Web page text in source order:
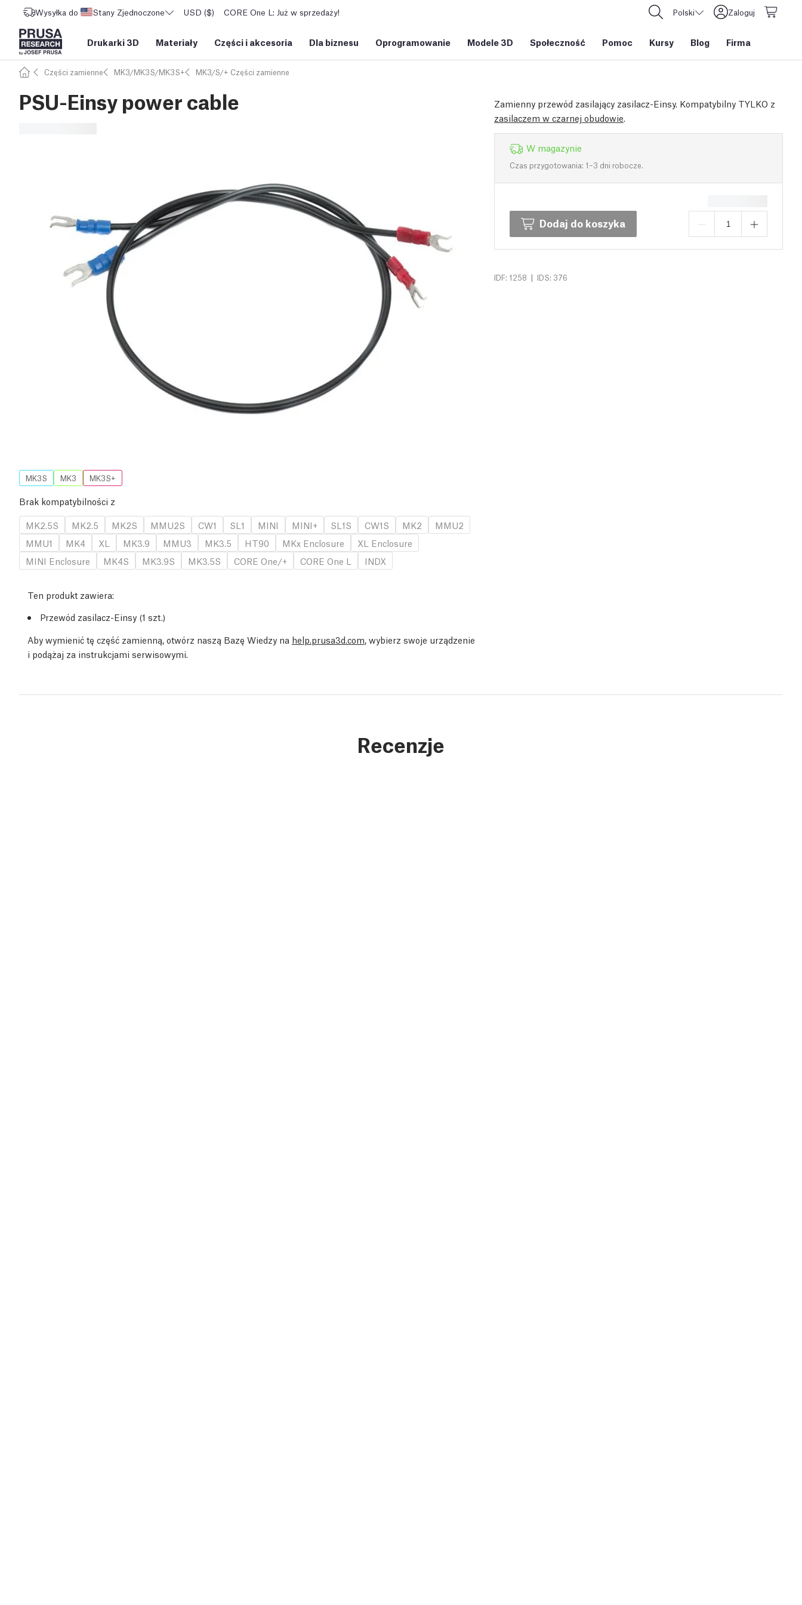
Wysyłka do Stany Zjednoczone USD ($) CORE One L: Już w sprzedaży! Polski Zaloguj
Drukarki 3D Materiały Części i akcesoria Dla biznesu Oprogramowanie Modele 3D Społeczność Pomoc Kursy Blog Firma
Części zamienne MK3/MK3S/MK3S+ MK3/S/+ Części zamienne
PSU-Einsy power cable
Zamienny przewód zasilający zasilacz-Einsy. Kompatybilny TYLKO z
zasilaczem w czarnej obudowie.
W magazynie
Czas przygotowania: 1–3 dni robocze.
Dodaj do koszyka
IDF: 1258 | IDS: 376
MK3S MK3 MK3S+
Brak kompatybilności z
MK2.5S
MK2.5 MK2S MMU2S CW1 SL1 MINI MINI+ SL1S CW1S MK2
MMU2
MMU1
MK4 XL MK3.9 MMU3 MK3.5 HT90 MKx Enclosure
XL Enclosure
MINI Enclosure
MK4S MK3.9S MK3.5S CORE One/+ CORE One L INDX
Ten produkt zawiera:
Przewód zasilacz-Einsy (1 szt.)
Aby wymienić tę część zamienną, otwórz naszą Bazę Wiedzy na help.prusa3d.com, wybierz swoje urządzenie
i podążaj za instrukcjami serwisowymi.
Recenzje